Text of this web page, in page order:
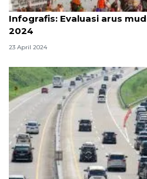
Infografik
Infografis: Evaluasi arus
2024
23 April 2024